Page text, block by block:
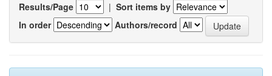
Results/Page | Sort items by
In order
Authors/record